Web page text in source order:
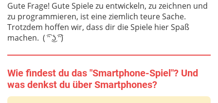
Gute Frage! Gute Spiele zu entwickeln, zu zeichnen und
zu programmieren, ist eine ziemlich teure Sache.
Trotzdem hoffen wir, dass dir die Spiele hier Spaß
machen. ( ͡ᵔ ͜ʖ ͡ᵔ)
Wie findest du das "Smartphone-Spiel"? Und
was denkst du über Smartphones?